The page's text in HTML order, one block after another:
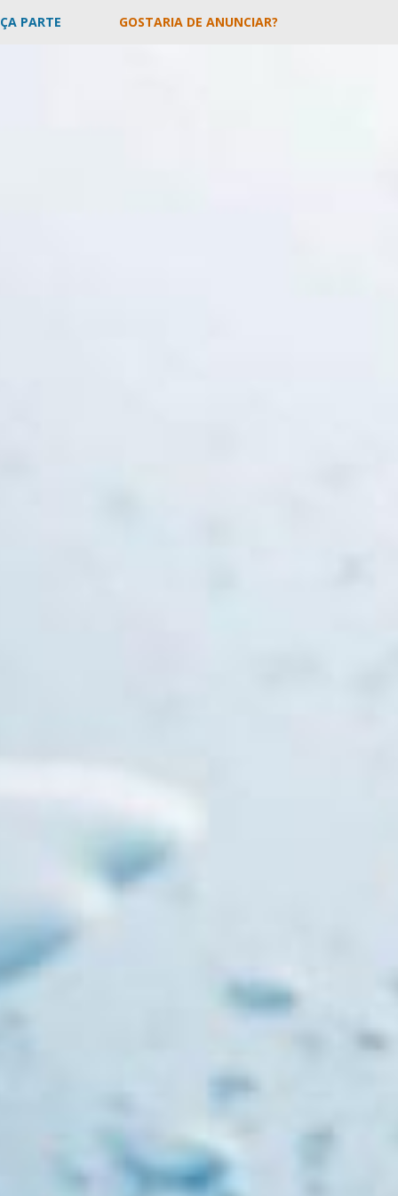
PARTE GOSTARIA DE ANUNCIAR?